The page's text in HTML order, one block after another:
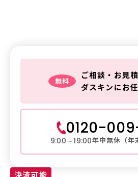
無料
ご相談・お見
ダスキンにお
0120-
9:00～19:00年中無休（年
決済可能